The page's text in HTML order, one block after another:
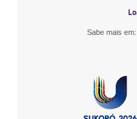
Sabe mais em: